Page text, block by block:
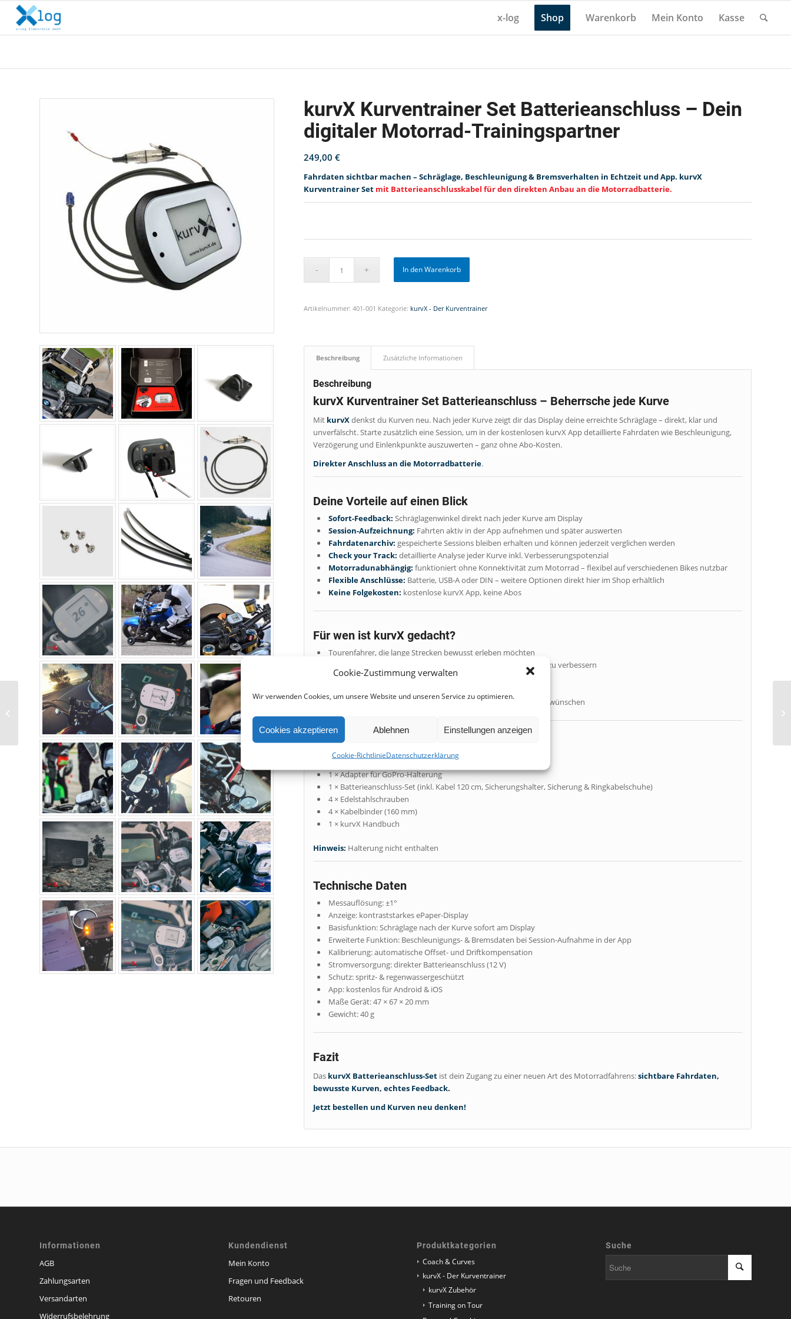
Cookie-Zustimmung verwalten
Wir verwenden Cookies, um unsere Website und unseren Service zu optimieren.
Cookies akzeptieren Ablehnen Einstellungen anzeigen
Cookie-RichtlinieDatenschutzerklärung
x-log Shop Warenkorb Mein Konto Kasse
kurvX Kurventrainer Set Batterieanschluss – Dein
digitaler Motorrad-Trainingspartner
249,00€
Fahrdaten sichtbar machen – Schräglage, Beschleunigung & Bremsverhalten in Echtzeit und App. kurvX
Kurventrainer Set mit Batterieanschlusskabel für den direkten Anbau an die Motorradbatterie.
In den Warenkorb
Artikelnummer:401-001 Kategorie: kurvX - Der Kurventrainer
Beschreibung Zusätzliche Informationen
Beschreibung
kurvX Kurventrainer Set Batterieanschluss – Beherrsche jede Kurve
Mit kurvXdenkst du Kurven neu. Nach jeder Kurve zeigt dir das Display deine erreichte Schräglage – direkt, klar und
unverfälscht. Starte zusätzlich eine Session, um in der kostenlosen kurvX App detaillierte Fahrdaten wie Beschleunigung,
Verzögerung und Einlenkpunkte auszuwerten – ganz ohne Abo-Kosten.
Direkter Anschluss an die Motorradbatterie.
Deine Vorteile auf einen Blick
Sofort-Feedback: Schräglagenwinkel direkt nach jeder Kurve am Display
Session-Aufzeichnung: Fahrten aktiv in der App aufnehmen und später auswerten
Fahrdatenarchiv: gespeicherte Sessions bleiben erhalten und können jederzeit verglichen werden
Check your Track: detaillierte Analyse jeder Kurve inkl. Verbesserungspotenzial
Motorradunabhängig: funktioniert ohne Konnektivität zum Motorrad – flexibel auf verschiedenen Bikes nutzbar
Flexible Anschlüsse: Batterie, USB-A oder DIN – weitere Optionen direkt hier im Shop erhältlich
Keine Folgekosten: kostenlose kurvX App, keine Abos
Für wen ist kurvX gedacht?
Tourenfahrer, die lange Strecken bewusst erleben möchten
Alltagsfahrer, die ihre Routinen nutzen wollen, um Fahrtechnik zu verbessern
Sportfahrer, die Schräglagen & Fahrstil dokumentieren wollen
Fahranfänger, die sich ein einfaches Feedback zu ihrem Fahrstil wünschen
Lieferumfang
1 × kurvX Kurventrainer
1 × Adapter für GoPro-Halterung
1 × Batterieanschluss-Set (inkl. Kabel 120 cm, Sicherungshalter, Sicherung & Ringkabelschuhe)
4 × Edelstahlschrauben
4 × Kabelbinder (160 mm)
1 × kurvX Handbuch
Hinweis: Halterung nicht enthalten
Technische Daten
Messauflösung: ±1°
Anzeige: kontraststarkes ePaper-Display
Basisfunktion: Schräglage nach der Kurve sofort am Display
Erweiterte Funktion: Beschleunigungs- & Bremsdaten bei Session-Aufnahme in der App
Kalibrierung: automatische Offset- und Driftkompensation
Stromversorgung: direkter Batterieanschluss (12 V)
Schutz: spritz- & regenwassergeschützt
App: kostenlos für Android & iOS
Maße Gerät: 47 × 67 × 20 mm
Gewicht: 40 g
Fazit
Das kurvX Batterieanschluss-Set ist dein Zugang zu einer neuen Art des Motorradfahrens:sichtbare Fahrdaten,
bewusste Kurven, echtes Feedback.
Jetzt bestellen und Kurven neu denken!
Informationen
AGB
Zahlungsarten
Versandarten
Widerrufsbelehrung
Kundendienst
Mein Konto
Fragen und Feedback
Retouren
Produktkategorien
Coach & Curves
kurvX - Der Kurventrainer
kurvX Zubehör
Training on Tour
Suche
T-Stück 4 auf 4 auf 4